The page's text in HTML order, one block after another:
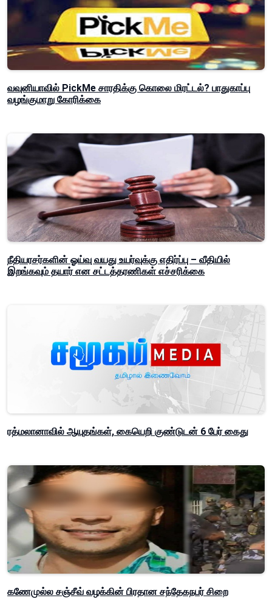
வவுனியாவில் PickMe சாரதிக்கு கொலை மிரட்டல்? பாதுகாப்பு
வழங்குமாறு கோரிக்கை
நீதியரசர்களின் ஓய்வு வயது உயர்வுக்கு எதிர்ப்பு – வீதியில்
இறங்கவும் தயார் என சட்டத்தரணிகள் எச்சரிக்கை
ரத்மலானாவில் ஆயுதங்கள், கையெறி குண்டுடன் 6 பேர் கைது
கணேமுல்ல சஞ்சீவ் வழக்கின் பிரதான சந்தேகநபர் சிறை